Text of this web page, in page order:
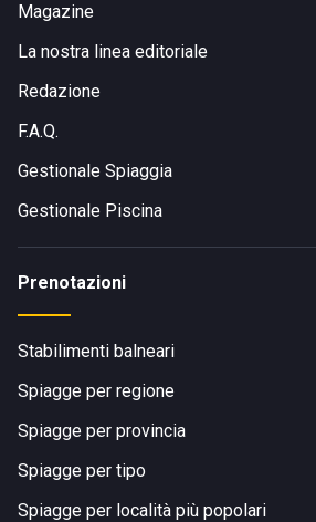
Magazine
La nostra linea editoriale
Redazione
F.A.Q.
Gestionale Spiaggia
Gestionale Piscina
Prenotazioni
Stabilimenti balneari
Spiagge per regione
Spiagge per provincia
Spiagge per tipo
Spiagge per località più popolari